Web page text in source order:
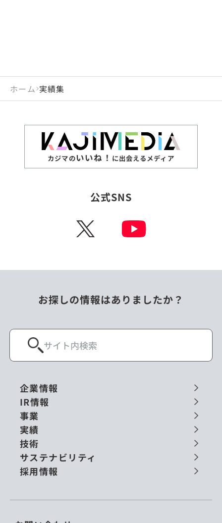
ホーム 実績集
カジマのいいね！ に出会えるメディア
公式SNS
X
お探しの情報はありましたか？
企業情報
IR情報
事業
実績
技術
サステナビリティ
採用情報